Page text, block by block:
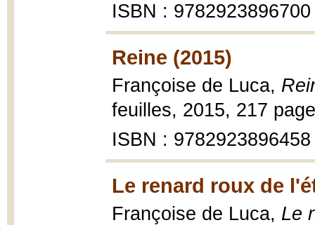
ISBN : 9782923896700
Reine (2015)
Françoise de Luca,
feuilles, 2015, 217
ISBN : 9782923896458
Le renard roux de
Françoise de Luca, Le